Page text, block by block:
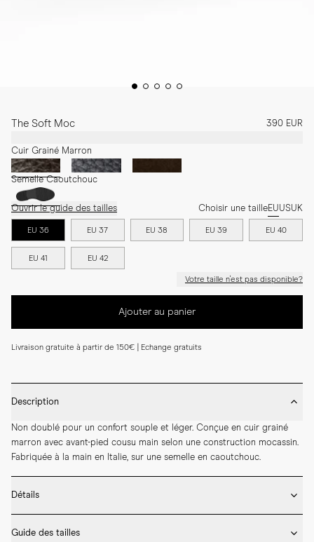
The Soft Moc 390 EUR
Cuir Grainé Marron
Semelle Caoutchouc
Ouvrir le guide des tailles Choisir une tailleEUUSUK
EU 36 EU 37 EU 38 EU 39 EU 40
EU 41 EU 42
Votre taille n'est pas disponible?
Ajouter au panier
Livraison gratuite à partir de 150€ | Echange gratuits
Description
Non doublé pour un confort souple et léger. Conçue en cuir grainé
marron avec avant-pied cousu main selon une construction mocassin.
Fabriquée à la main en Italie, sur une semelle en caoutchouc.
Détails
* Tige en cuir grainé
Guide des tailles